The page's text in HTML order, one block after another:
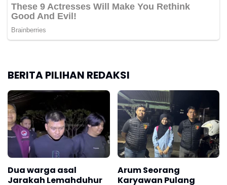
BERITA PILIHAN REDAKSI
Dua warga asal
Jarakah Lemahduhur
Arum Seorang
Karyawan Pulang